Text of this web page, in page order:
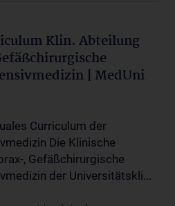
Klin. Abteilung
| MedUni
Curriculum der
Die Klinische
, Gefäßchirurgische
der Universitätskli...